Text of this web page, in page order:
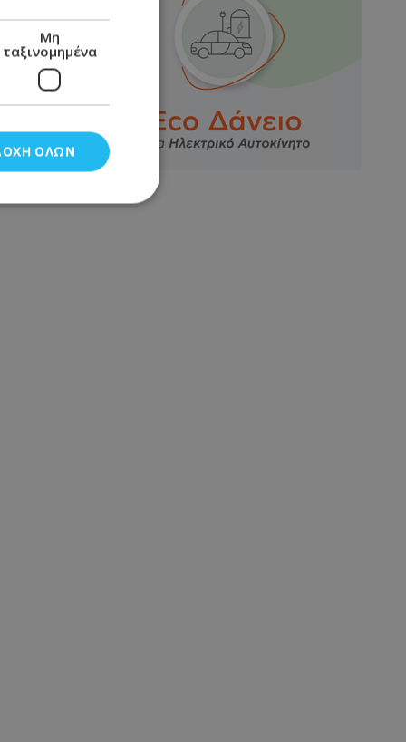
Μη
ταξινομημένα
ΌΛΩΝ
το
τη
και τις
για την
με την
δεδομένα
του
με διάφορες
ότι
τιμώνται σε